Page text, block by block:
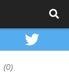
(0)